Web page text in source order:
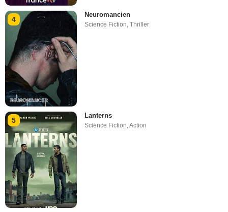
4
Neuromancien
Science Fiction,Thriller
5
Lanterns
Science Fiction,Action